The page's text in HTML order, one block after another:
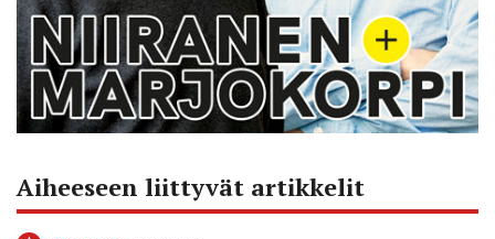
Aiheeseen liittyvät artikkelit